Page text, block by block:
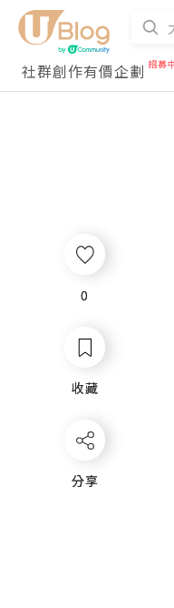
社群創作有價企劃
0
收藏
分享
0
收藏
分享